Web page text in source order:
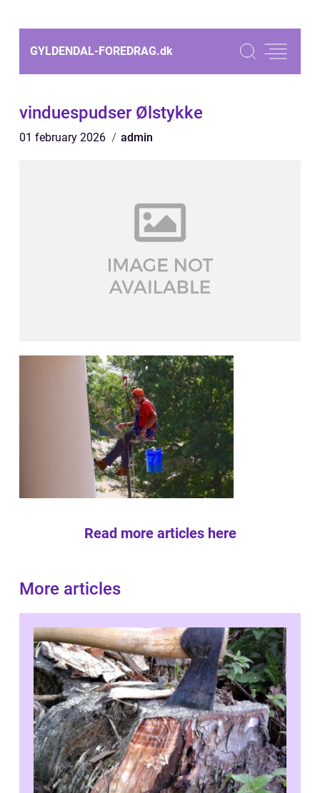
GYLDENDAL-FOREDRAG.dk
vinduespudser Ølstykke
01 february 2026 admin
Read more articles here
More articles